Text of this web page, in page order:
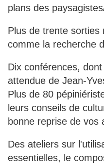
plans des
Plus de trente sorties
comme la recherche
Dix conférences,
attendue de Jean-
Plus de 80
leurs conseils de
bonne reprise de vos
Des ateliers sur
essentielles, le